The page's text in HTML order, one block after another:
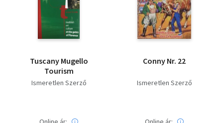
Tuscany Mugello
Tourism
Ismeretlen Szerző
Conny Nr. 22
Ismeretlen Szerző